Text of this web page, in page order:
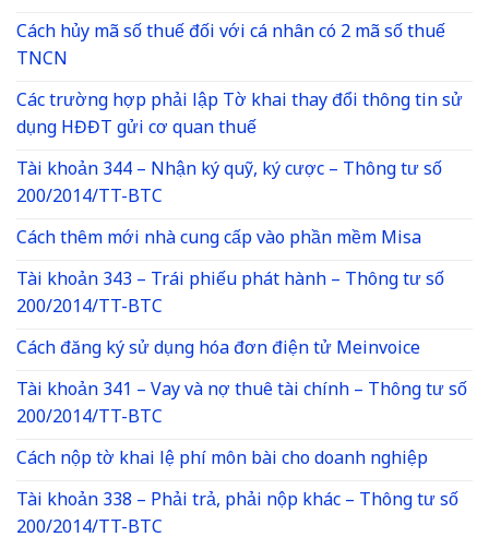
Cách hủy mã số thuế đối với cá nhân có 2 mã số thuế
TNCN
Các trường hợp phải lập Tờ khai thay đổi thông tin sử
dụng HĐĐT gửi cơ quan thuế
Tài khoản 344 – Nhận ký quỹ, ký cược – Thông tư số
200/2014/TT-BTC
Cách thêm mới nhà cung cấp vào phần mềm Misa
Tài khoản 343 – Trái phiếu phát hành – Thông tư số
200/2014/TT-BTC
Cách đăng ký sử dụng hóa đơn điện tử Meinvoice
Tài khoản 341 – Vay và nợ thuê tài chính – Thông tư số
200/2014/TT-BTC
Cách nộp tờ khai lệ phí môn bài cho doanh nghiệp
Tài khoản 338 – Phải trả, phải nộp khác – Thông tư số
200/2014/TT-BTC